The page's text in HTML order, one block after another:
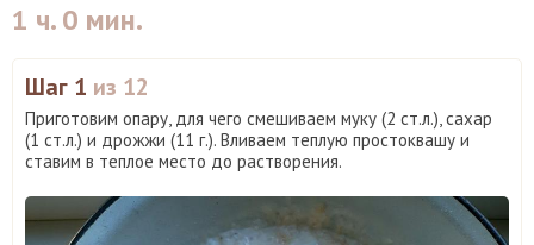
1 ч. 0 мин.
Шаг 1 из 12
Приготовим опару, для чего смешиваем муку (2 ст.л.), сахар
(1 ст.л.) и дрожжи (11 г.). Вливаем теплую простоквашу и
ставим в теплое место до растворения.